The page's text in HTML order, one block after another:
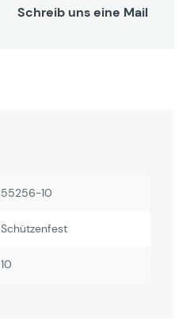
Schreib uns eine Mail
55256-10
Schützenfest
10